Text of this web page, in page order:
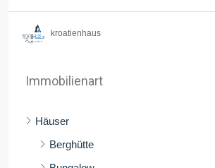
kroatienhaus
Immobilienart
Häuser
Berghütte